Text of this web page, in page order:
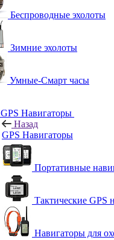
Беспроводные эхолоты
Зимние эхолоты
Умные-Смарт часы
GPS Навигаторы
Назад
GPS Навигаторы
Портативные
Тактические GPS
Навигаторы для